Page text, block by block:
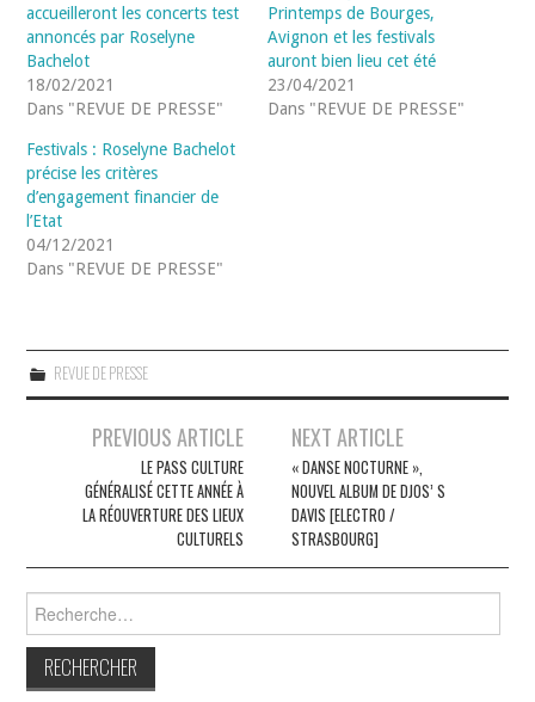
accueilleront les concerts test
annoncés par Roselyne
Bachelot
18/02/2021
Dans "REVUE DE PRESSE"
Printemps de Bourges,
Avignon et les festivals
auront bien lieu cet été
23/04/2021
Dans "REVUE DE PRESSE"
Festivals : Roselyne Bachelot
précise les critères
d’engagement financier de
l’Etat
04/12/2021
Dans "REVUE DE PRESSE"
REVUE DE PRESSE
Navigation
articles
PREVIOUS ARTICLE
LE PASS CULTURE
GÉNÉRALISÉ CETTE ANNÉE À
LA RÉOUVERTURE DES LIEUX
CULTURELS
NEXT ARTICLE
« DANSE NOCTURNE »,
NOUVEL ALBUM DE DJOS’ S
DAVIS [ELECTRO /
STRASBOURG]